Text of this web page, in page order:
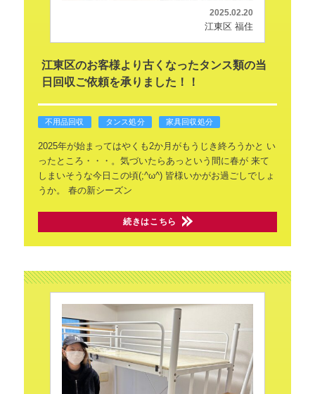
2025.02.20
江東区 福住
江東区のお客様より古くなったタンス類の当
日回収ご依頼を承りました！！
不用品回収 タンス処分 家具回収処分
2025年が始まってはやくも2か月がもうじき終ろうかと い
ったところ・・・。気づいたらあっという間に春が来て
しまいそうな今日この頃(;^ω^)皆様いかがお過ごしでしょ
うか。
春の新シーズン
続きはこちら